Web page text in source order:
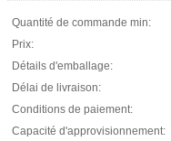
Quantité de commande min:
Prix:
Détails d'emballage:
Délai de livraison:
Conditions de paiement:
Capacité d'approvisionnement: